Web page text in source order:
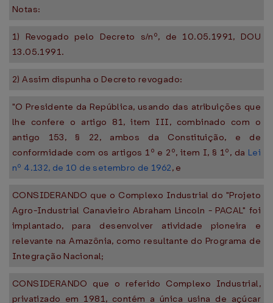
Notas:
1) Revogado pelo Decreto s/nº, de 10.05.1991, DOU
13.05.1991.
2) Assim dispunha o Decreto revogado:
"O Presidente da República, usando das atribuições que
lhe confere o artigo 81, item III, combinado com o
antigo 153, § 22, ambos da Constituição, e de
conformidade com os artigos 1º e 2º, item I, § 1º, da Lei
nº 4.132, de 10 de setembro de 1962, e
CONSIDERANDO que o Complexo Industrial do "Projeto
Agro-Industrial Canavieiro Abraham Lincoln - PACAL" foi
implantado, para desenvolver atividade pioneira e
relevante na Amazônia, como resultante do Programa de
Integração Nacional;
CONSIDERANDO que o referido Complexo Industrial,
privatizado em 1981, contém a única usina de açúcar